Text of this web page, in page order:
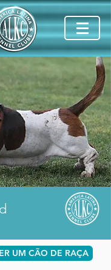
UM CÃO DE RAÇA